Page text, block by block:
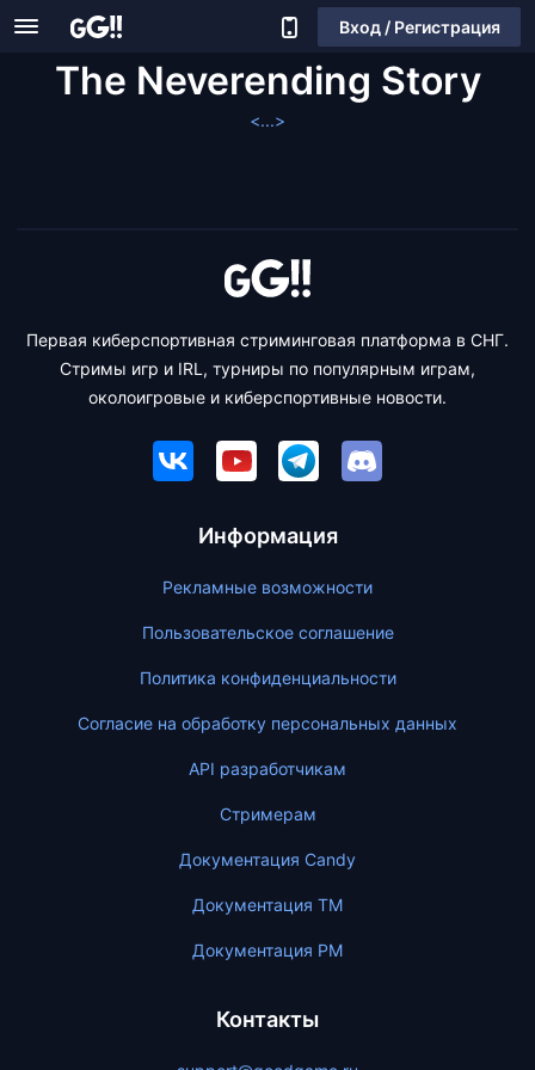
Вход / Регистрация
The Neverending Story
<...>
Первая киберспортивная стриминговая платформа в СНГ.
Стримы игр и IRL, турниры по популярным играм,
околоигровые и киберспортивные новости.
Информация
Рекламные возможности
Пользовательское соглашение
Политика конфиденциальности
Согласие на обработку персональных данных
API разработчикам
Стримерам
Документация Candy
Документация ТМ
Документация PM
Контакты